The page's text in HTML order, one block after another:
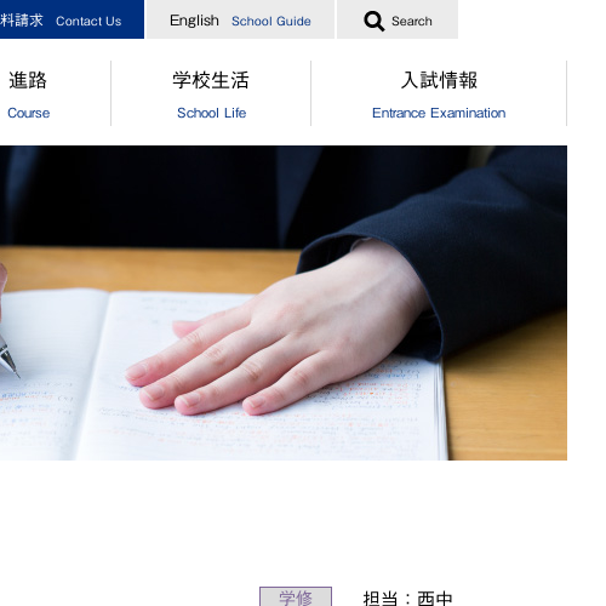
請求 Contact Us English School Guide Search
進路
Course
]進路指導
]進路実績
]進路指導
]卒業生からのメッセージ
学校生活
School Life
クラブ活動
食堂
[中学]生徒自治会
入試情報
Entrance Examination
［中学］オープンスクール
［高校］オープンスクール
［中高］個別相談・説明会
［中高］学校案内
［中学］入試情報
［高校］入試情報
［中学］納付金・奨学金・授業
学修 担当：西中